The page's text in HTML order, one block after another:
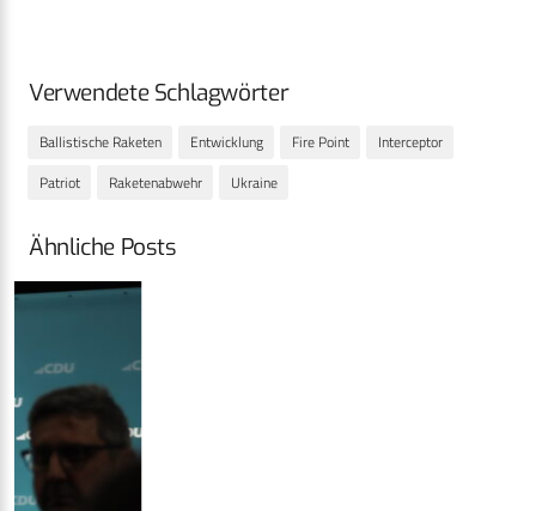
Verwendete Schlagwörter
Ballistische Raketen Entwicklung Fire Point
Interceptor
Patriot
Raketenabwehr Ukraine
Ähnliche Posts